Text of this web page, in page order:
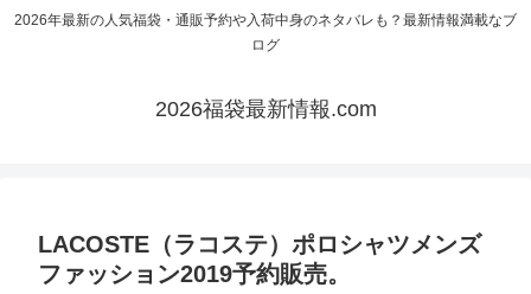
2026年最新の人気福袋・通販予約や入荷中身のネタバレも？最新情報満載なブ
ログ
2026福袋最新情報.com
LACOSTE（ラコステ）ポロシャツメンズ
ファッション2019予約販売。